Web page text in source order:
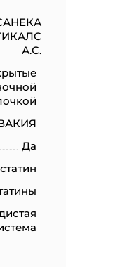
А.С.
Да